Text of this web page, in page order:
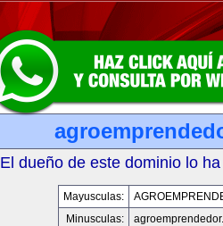
El dueño de este dominio lo
Mayusculas:
Minusculas: